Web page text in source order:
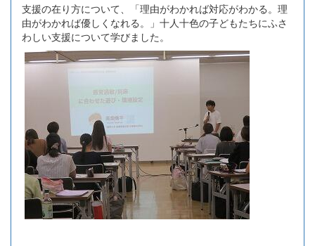
支援の在り方について、「理由がわかれば対応がわかる。理
由がわかれば優しくなれる。」十人十色の子どもたちにふさ
わしい支援について学びました。